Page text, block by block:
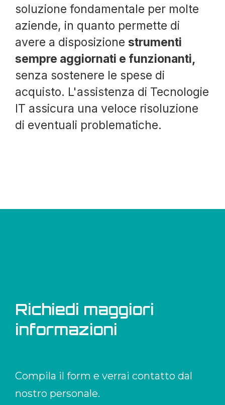
soluzione fondamentale per molte
aziende, in quanto permette di
avere a disposizione strumenti
sempre aggiornati e funzionanti,
senza sostenere le spese di
acquisto. L'assistenza di Tecnologie
IT assicura una veloce risoluzione
di eventuali problematiche.
Richiedi maggiori
informazioni
Compila il form e verrai contatto dal
nostro personale.